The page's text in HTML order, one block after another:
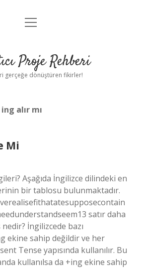
Anasayfa
Yasal Uyarı
menüyü
Proje Rehberi
gerçeğe dönüştüren fikirler!
alır mı
Mi
Aşağıda İngilizce dilindeki en
bir tablosu bulunmaktadır.
satır daha
İngilizcede bazı
ekine sahip değildir ve her
Tense yapısında kullanılır. Bu
kullanılsa da +ing ekine sahip